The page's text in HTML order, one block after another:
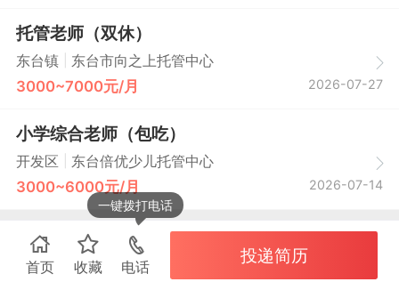
托管老师（双休）
东台镇 东台市向之上托管中心
3000~7000元/月 2026-07-27
小学综合老师（包吃）
开发区 东台倍优少儿托管中心
3000~6000元/月 2026-07-14
首页 收藏 电话
一键拨打电话
投递简历